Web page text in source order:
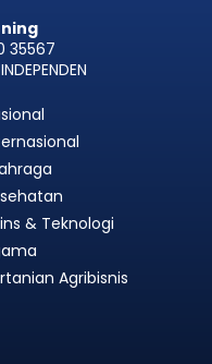
35567
& Teknologi
Agribisnis